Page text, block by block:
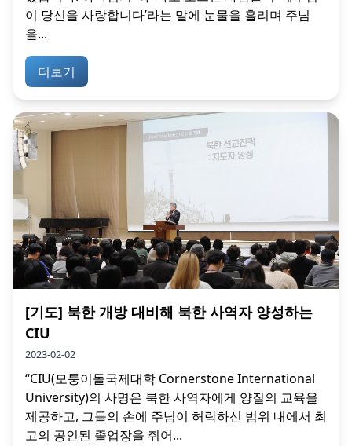
이 당신을 사랑합니다’라는 말에 눈물을 흘리며 주님
을...
더보기
[기도] 북한 개방 대비해 북한 사역자 양성하는
CIU
2023-02-02
“CIU(모퉁이돌국제대학 Cornerstone International
University)의 사명은 북한 사역자에게 양질의 교육을
제공하고, 그들의 손에 주님이 허락하신 범위 내에서 최
고의 공인된 졸업장을 쥐어...